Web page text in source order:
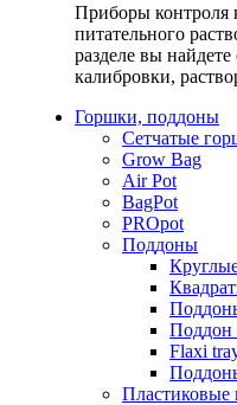
Приборы контроля
питательного
разделе вы
калибровки,
Горшки, поддоны
Сетчатые
Grow Bag
Air Pot
BagPot
PROpot
Поддоны
Поддон
Flaxi
Пластиковые